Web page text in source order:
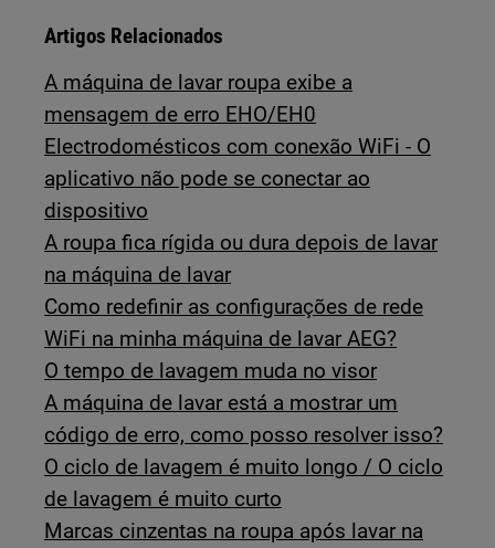
Artigos Relacionados
A máquina de lavar roupa exibe a
mensagem de erro EHO/EH0
Electrodomésticos com conexão WiFi - O
aplicativo não pode se conectar ao
dispositivo
A roupa fica rígida ou dura depois de lavar
na máquina de lavar
Como redefinir as configurações de rede
WiFi na minha máquina de lavar AEG?
O tempo de lavagem muda no visor
A máquina de lavar está a mostrar um
código de erro, como posso resolver isso?
O ciclo de lavagem é muito longo / O ciclo
de lavagem é muito curto
Marcas cinzentas na roupa após lavar na